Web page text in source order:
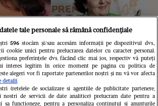
tale personale să rămână confidențiale
596stocăm și/sau accesăm informații pe dispozitivul dvs.,
cookie unici pentru prelucrarea datelor cu caracter personal.
preferințele dvs. făcând clic mai jos, respectiv vă puteți
interes legitim în orice moment pe pagina cu politica de
alegeri vor fi raportate partenerilor noștri și nu vă vor afecta
detalii
(retelele de socializare si agentiile de publicitate partenere,
nostri de servicii de date analitice) prelucram date pentru a
sa functioneze, pentru a personaliza continutul si anunturile